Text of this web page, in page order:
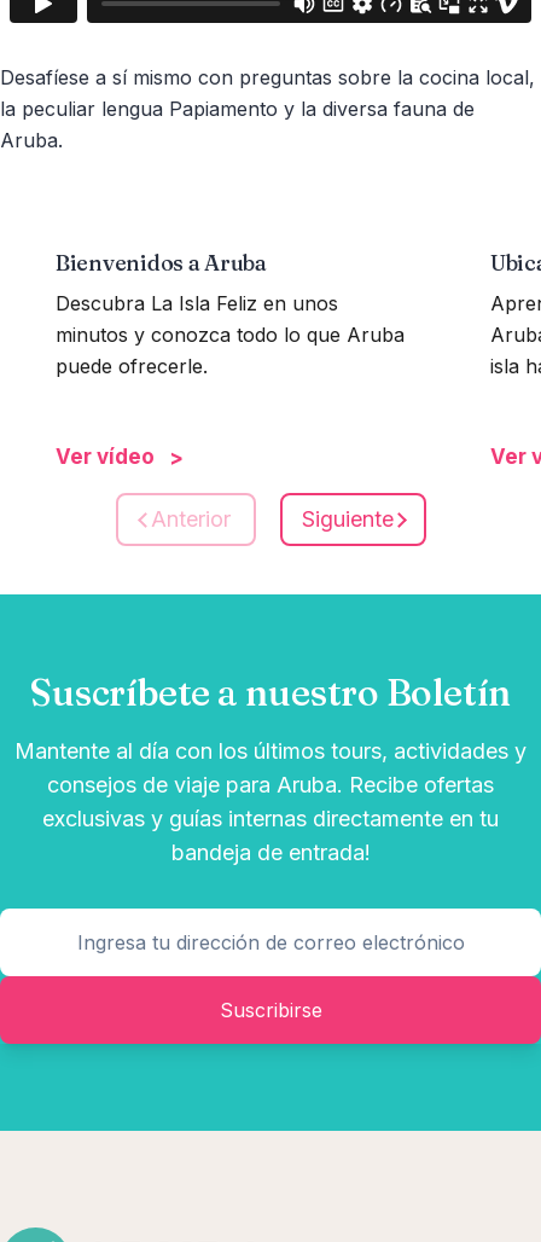
Desafíese a sí mismo con preguntas sobre la cocina local,
la peculiar lengua Papiamento y la diversa fauna de
Aruba.
Bienvenidos a Aruba
Descubra La Isla Feliz en unos
minutos y conozca todo lo que Aruba
puede ofrecerle.
Ver vídeo
isla
Ver
Anterior Siguiente
Suscríbete a nuestro Boletín
Mantente al día con los últimos tours, actividades y
consejos de viaje para Aruba. Recibe ofertas
exclusivas y guías internas directamente en tu
bandeja de entrada!
Suscribirse